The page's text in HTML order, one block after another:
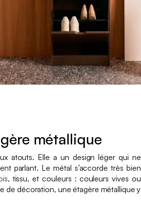
métallique
atouts. Elle a un design léger qui ne
parlant. Le métal s’accorde très bien
, tissu, et couleurs : couleurs vives ou
de décoration, une étagère métallique y